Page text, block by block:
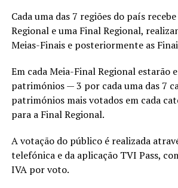
Cada uma das 7 regiões do país
Regional e uma Final Regional,
Meias-Finais e posteriormente as
Em cada Meia-Final Regional estarão
patrimónios — 3 por cada uma das 7
patrimónios mais votados em cada
para a Final Regional.
A votação do público é realizada
telefónica e da aplicação TVI Pass,
IVA por voto.